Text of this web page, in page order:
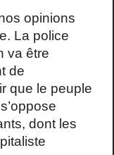
opinions
La police
va être
de
que le peuple
dont les